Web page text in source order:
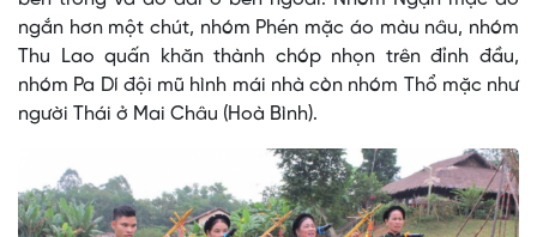
ngắn hơn một chút, nhóm Phén mặc áo màu nâu, nhóm
Thu Lao quấn khăn thành chóp nhọn trên đỉnh đầu,
nhóm Pa Dí đội mũ hình mái nhà còn nhóm Thổ mặc như
người Thái ở Mai Châu (Hoà Bình).